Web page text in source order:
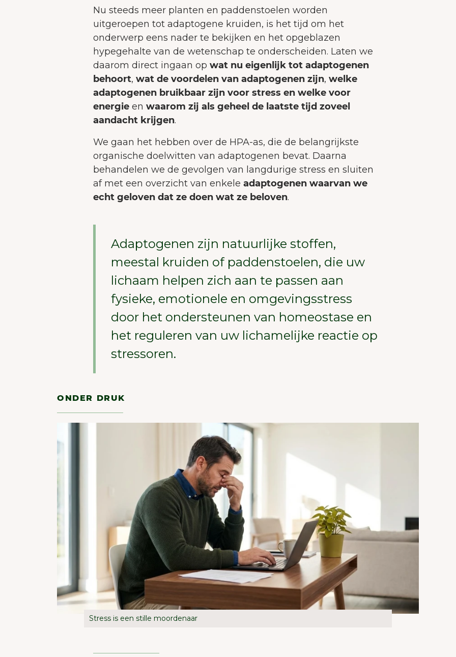
Nu steeds meer planten en paddenstoelen worden
uitgeroepen tot adaptogene kruiden, is het tijd om het
onderwerp eens nader te bekijken en het opgeblazen
hypegehalte van de wetenschap te onderscheiden. Laten we
daarom direct ingaan opwat nu eigenlijk tot adaptogenen
behoort,wat de voordelen van adaptogenen zijn,welke
adaptogenen bruikbaar zijn voor stress en welke voor
energie enwaarom zij als geheel de laatste tijd zoveel
aandacht krijgen.
We gaan het hebben over de HPA-as, die de belangrijkste
organische doelwitten van adaptogenen bevat. Daarna
behandelen we de gevolgen van langdurige stress en sluiten
af met een overzicht van enkeleadaptogenen waarvan we
echt geloven dat ze doen wat ze beloven.
Adaptogenen zijn natuurlijke stoffen,
meestal kruiden of paddenstoelen, die uw
lichaam helpen zich aan te passen aan
fysieke, emotionele en omgevingsstress
door het ondersteunen van homeostase en
het reguleren van uw lichamelijke reactie op
stressoren.
ONDER DRUK
Stress is een stille moordenaar
Alles accepteren
Alleen noodzakelijke accepteren
Aanpassen